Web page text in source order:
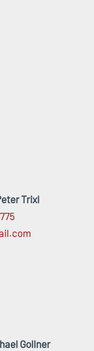
Trixl
com
Gollner